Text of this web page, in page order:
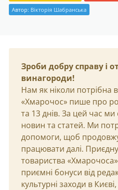
Автор: Вікторія Шабранська
Зроби добру справу і
винагороди!
Нам як ніколи потрібна
«Хмарочос» пише про
та 13 днів. За цей час ми
новин та статей. Ми
допомоги, щоб
працювати далі.
товариства
приємні бонуси від
культурні заходи в